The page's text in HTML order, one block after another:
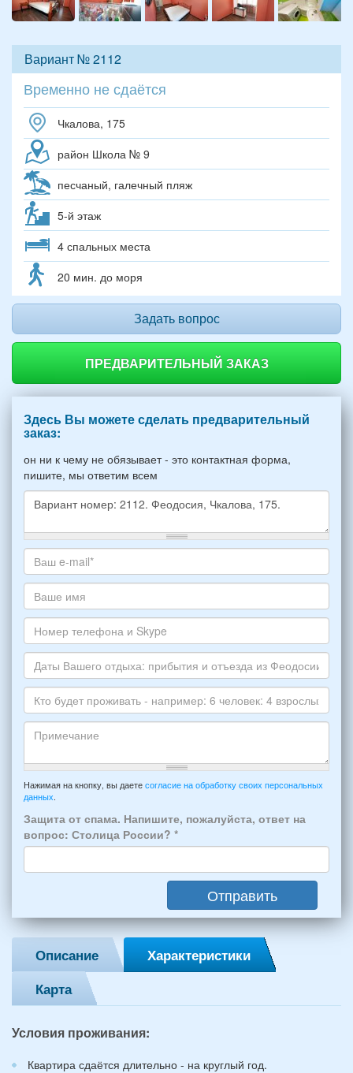
Вариант № 2112
Временно не сдаётся
Чкалова, 175
район Школа № 9
песчаный, галечный пляж
5-й этаж
4 спальных места
20 мин. до моря
Задать вопрос
ПРЕДВАРИТЕЛЬНЫЙ ЗАКАЗ
Здесь Вы можете сделать предварительный
заказ:
он ни к чему не обязывает - это контактная форма,
пишите, мы ответим всем
Какое
жилье
хотите
снять,
укажите
пожалуйста
НОМЕР
варианта:
*
Ваш
адрес
электронной
почты
*
Ваше
имя
Номер
телефона
и
Skype
Даты
Вашего
отдыха:
прибытия
отъезда
из
Феодосии:
*
Кто
будет
-
например:
6
человек:
4
взрослых
и
2
детей
(возраст
и
лет):
Примечание
Нажимая на кнопку, вы даете согласие на обработку своих персональных
данных
Защита от спама. Напишите, пожалуйста, ответ на
вопрос: Столица России? *
Отправить
Описание
Характеристики
Карта
Условия проживания:
Квартира сдаётся длительно - на круглый год.